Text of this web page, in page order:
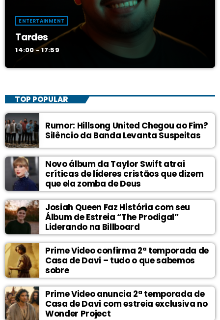
ENTERTAINMENT
Tardes
14:00 - 17:59
TOP POPULAR
Rumor: Hillsong United Chegou ao Fim?
Silêncio da Banda Levanta Suspeitas
Novo álbum da Taylor Swift atrai
críticas de líderes cristãos que dizem
que ela zomba de Deus
Josiah Queen Faz História com seu
Álbum de Estreia “The Prodigal”
Liderando na Billboard
Prime Video confirma 2ª temporada de
Casa de Davi – tudo o que sabemos
sobre
Prime Video anuncia 2ª temporada de
Casa de Davi com estreia exclusiva no
Wonder Project